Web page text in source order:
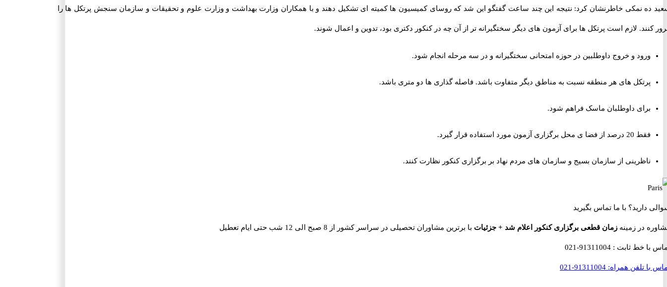
ده نمکی خاطرنشان کرد: نتیجه این چند ساعت گفتگو این شد که روسای کمیسیون ها کمیته ای تشکیل دهند و با همکاران وزارت بهداشت و وزارت علوم و تحقیقات و سازمان سنجش پرتکل ها را
کنند. لازم است پرتکل ها برای آزمون های دیگر سختگیرانه تر از آن چه در کنکور دکتری بود، تدوین و اعمال شوند.
ورود و خروج داوطلبین در حوزه امتحانی سختگیرانه و در سه مرحله انجام شود.
پرتکل های هر منطقه نسبت به مناطق دیگر متفاوت باشد. فاصله گذاری ها دو متری باشد.
برای داوطلبان ماسک فراهم شود.
فقط 20 درصد از فضا ی محل برگزاری آزمون مورد استفاده قرار گیرد.
ناظرینی از سازمان بسیج و سازمان های مردم نهاد بر برگزاری کنکور نظارت کنند.
دارید؟ با ما تماس بگیرید
در زمینه زمان قطعی برگزاری کنکور اعلام شد + جزئیات با برترین مشاوران تحصیلی در سراسر کشور از 8 صبح الی 12 شب حتی ایام تعطیل
با خط ثابت : 91311004-021
با تلفن همراه: 91311004-021